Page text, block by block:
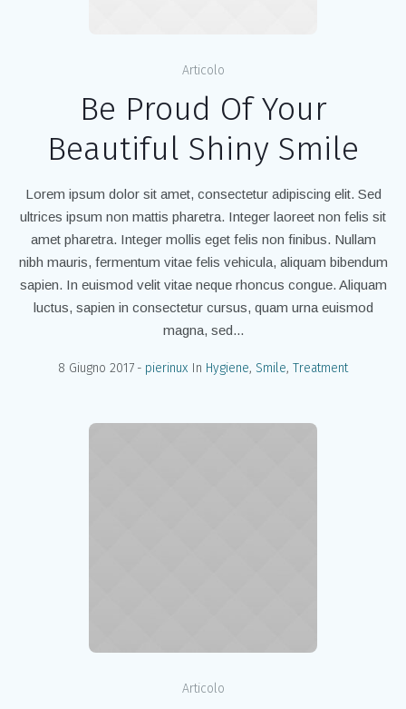
Articolo
Be Proud Of Your
Beautiful Shiny Smile
Lorem ipsum dolor sit amet, consectetur adipiscing elit. Sed
ultrices ipsum non mattis pharetra. Integer laoreet non felis sit
amet pharetra. Integer mollis eget felis non finibus. Nullam
nibh mauris, fermentum vitae felis vehicula, aliquam bibendum
sapien. In euismod velit vitae neque rhoncus congue. Aliquam
luctus, sapien in consectetur cursus, quam urna euismod
magna, sed...
8 Giugno 2017 pierinux In Hygiene, Smile, Treatment
Articolo